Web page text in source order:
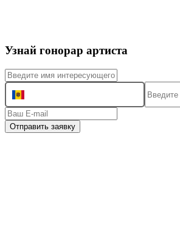
Узнай гонорар артиста
Отправить заявку